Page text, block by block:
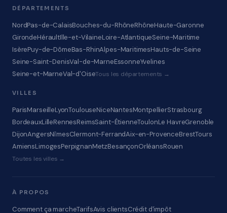
DÉPARTEMENTS
NordPas-de-CalaisBouches-du-RhôneRhôneHaute-Garonne
GirondeHéraultIlle-et-VilaineLoire-AtlantiqueSeine-Maritime
IsèrePuy-de-DômeBas-RhinAlpes-MaritimesHauts-de-Seine
Seine-Saint-DenisVal-de-MarneEssonneYvelines
Seine-et-MarneVal-d'OiseTous les départements →
VILLES
ParisMarseilleLyonToulouseNiceNantesMontpellierStrasbourg
BordeauxLilleRennesReimsSaint-ÉtienneToulonLe HavreGrenoble
DijonAngersNîmesClermont-FerrandAix-en-ProvenceBrestTours
AmiensLimogesPerpignanMetzBesançonOrléansRouen
Toutes les villes →
À PROPOS
Comment ça marcheTarifsAvis clientsCrédit d'impôt